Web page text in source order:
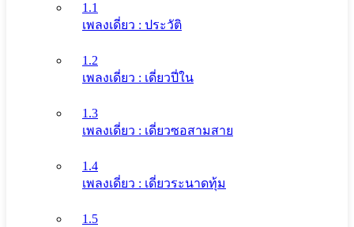
1.1
เพลงเดี่ยว : ประวัติ
1.2
เพลงเดี่ยว : เดี่ยวปี่ใน
1.3
เพลงเดี่ยว : เดี่ยวซอสามสาย
1.4
เพลงเดี่ยว : เดี่ยวระนาดทุ้ม
1.5